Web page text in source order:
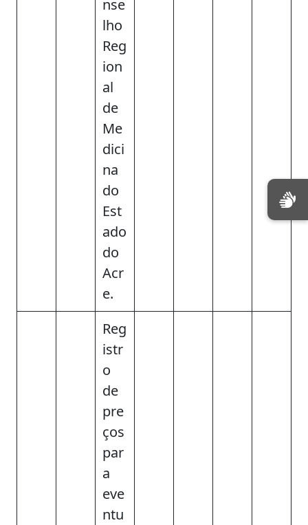
nse
lho
Reg
ion
al
de
Me
dici
na
do
Est
ado
do
Acr
e.
Reg
istr
o
de
pre
ços
par
a
eve
ntu